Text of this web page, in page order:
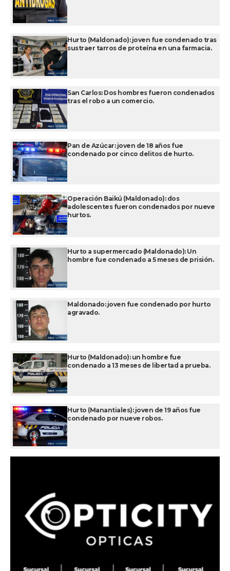
Hurto (Maldonado): joven fue condenado tras
sustraer tarros de proteína en una farmacia.
San Carlos: Dos hombres fueron condenados
tras el robo a un comercio.
Pan de Azúcar: joven de 18 años fue
condenado por cinco delitos de hurto.
Operación Baikú (Maldonado): dos
adolescentes fueron condenados por nueve
hurtos.
Hurto a supermercado (Maldonado): Un
hombre fue condenado a 5 meses de prisión.
Maldonado: joven fue condenado por hurto
agravado.
Hurto (Maldonado): un hombre fue
condenado a 13 meses de libertad a prueba.
Hurto (Manantiales): joven de 19 años fue
condenado por nueve robos.